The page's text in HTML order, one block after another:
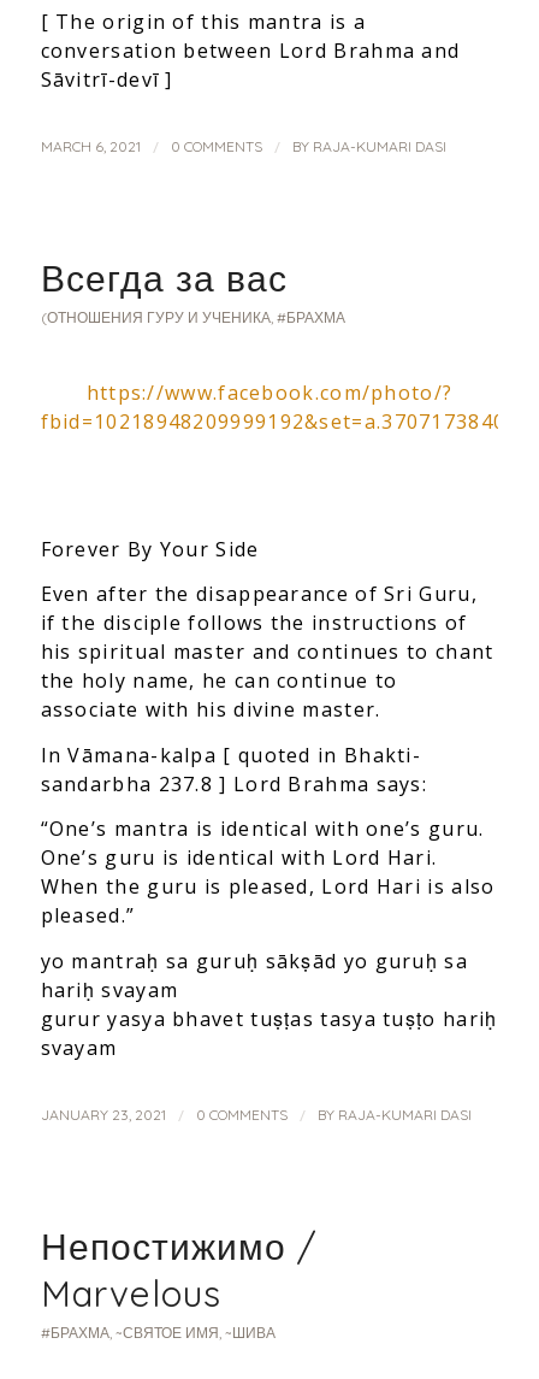
[ The origin of this mantra is a
conversation between Lord Brahma and
Sāvitrī-devī ]
MARCH 6, 2021 / 0 COMMENTS / BY RAJA-KUMARI DASI
Всегда за вас
(ОТНОШЕНИЯ ГУРУ И УЧЕНИКА, #БРАХМА
https://www.facebook.com/photo/?
Forever By Your Side
Even after the disappearance of Sri Guru,
if the disciple follows the instructions of
his spiritual master and continues to chant
the holy name, he can continue to
associate with his divine master.
In Vāmana-kalpa [ quoted in Bhakti-
sandarbha 237.8 ] Lord Brahma says:
“One’s mantra is identical with one’s guru.
One’s guru is identical with Lord Hari.
When the guru is pleased, Lord Hari is also
pleased.”
yo mantraḥ sa guruḥ sākṣād yo guruḥ sa
hariḥ svayam
gurur yasya bhavet tuṣṭas tasya tuṣṭo hariḥ
svayam
JANUARY 23, 2021 / 0 COMMENTS / BY RAJA-KUMARI DASI
Непостижимо /
Marvelous
#БРАХМА, ~СВЯТОЕ ИМЯ ~ШИВА